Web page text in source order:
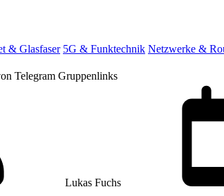
& Glasfaser 5G & Funktechnik Netzwerke &
Telegram Gruppenlinks
Lukas Fuchs